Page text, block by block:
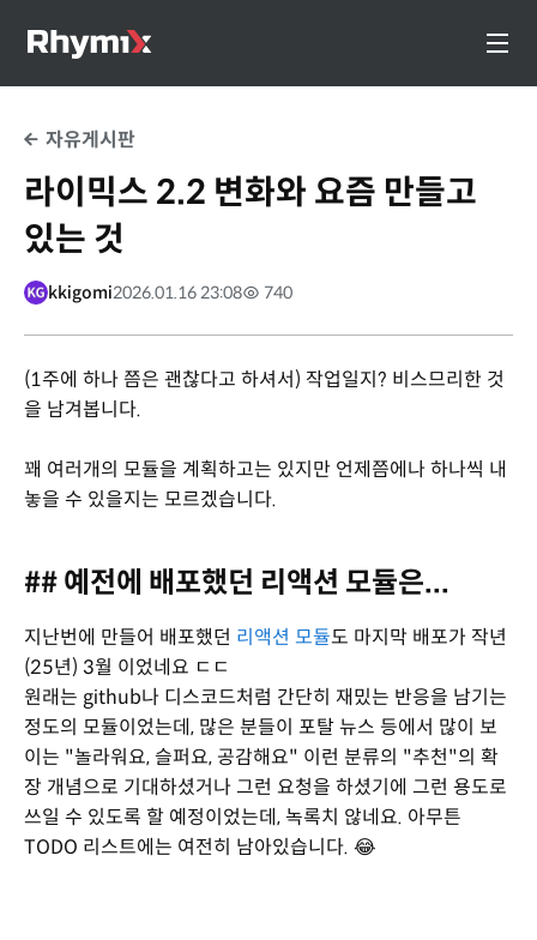
자유게시판
라이믹스 2.2 변화와 요즘 만들고
있는 것
kkigomi2026.01.16 23:08 740
(1주에 하나 쯤은 괜찮다고 하셔서) 작업일지? 비스므리한 것
을 남겨봅니다.
꽤 여러개의 모듈을 계획하고는 있지만 언제쯤에나 하나씩 내
놓을 수 있을지는 모르겠습니다.
## 예전에 배포했던 리액션 모듈은...
지난번에 만들어 배포했던 리액션 모듈도 마지막 배포가 작년
(25년) 3월 이었네요 ㄷㄷ
원래는 github나 디스코드처럼 간단히 재밌는 반응을 남기는
정도의 모듈이었는데, 많은 분들이 포탈 뉴스 등에서 많이 보
이는 "놀라워요, 슬퍼요, 공감해요" 이런 분류의 "추천"의 확
장 개념으로 기대하셨거나 그런 요청을 하셨기에 그런 용도로
쓰일 수 있도록 할 예정이었는데, 녹록치 않네요. 아무튼
TODO 리스트에는 여전히 남아있습니다. 😂